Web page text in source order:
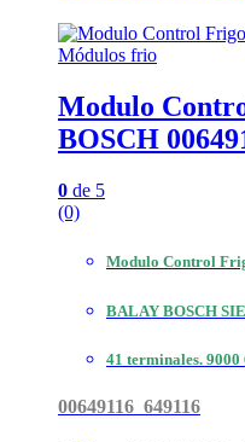
Módulos frio
Modulo
BOSCH
0 de 5
(0)
Modulo Control
BALAY BOSCH
41 terminales.
00649116 649116